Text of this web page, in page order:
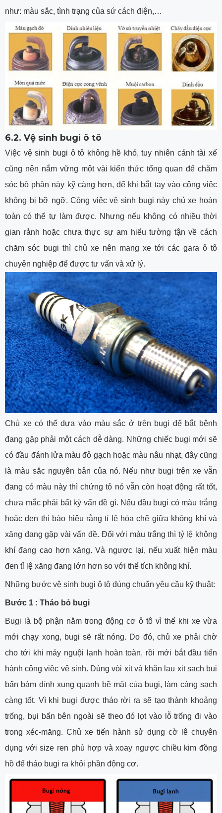
như: màu sắc, tình trạng của sứ cách điện,…
6.2. Vệ sinh bugi ô tô
Việc vệ sinh bugi ô tô không hề khó, tuy nhiên cánh tài xế
cũng nên nắm vững một vài kiến thức tổng quan để chăm
sóc bộ phận này kỹ càng hơn, để khi bắt tay vào công việc
không bị bỡ ngỡ. Công việc vệ sinh bugi này chủ xe hoàn
toàn có thể tự làm được. Nhưng nếu không có nhiều thời
gian rảnh hoặc chưa thực sự am hiểu tường tận về cách
chăm sóc bugi thì chủ xe nên mang xe tới các gara ô tô
chuyên nghiệp để được tư vấn và xử lý.
Chủ xe có thể dựa vào màu sắc ở trên bugi để bắt bệnh
đang gặp phải một cách dễ dàng. Những chiếc bugi mới sẽ
có đầu đánh lửa màu đỏ gạch hoặc màu nâu nhạt, đây cũng
là màu sắc nguyên bản của nó. Nếu như bugi trên xe vẫn
đang có màu này thì chứng tỏ nó vẫn còn hoạt động rất tốt,
chưa mắc phải bất kỳ vấn đề gì. Nếu đầu bugi có màu trắng
hoặc đen thì báo hiệu rằng tỉ lệ hòa chế giữa không khí và
xăng đang gặp vài vấn đề. Đối với màu trắng thì tỷ lệ không
khí đang cao hơn xăng. Và ngược lại, nếu xuất hiện màu
đen tỉ lệ xăng đang lớn hơn so với thể tích không khí.
Những bước vệ sinh bugi ô tô đúng chuẩn yêu cầu kỹ thuật:
Bước 1 : Tháo bỏ bugi
Bugi là bộ phận nằm trong động cơ ô tô vì thế khi xe vừa
mới chạy xong, bugi sẽ rất nóng. Do đó, chủ xe phải chờ
cho tới khi máy nguội lạnh hoàn toàn, rồi mới bắt đầu tiến
hành công việc vệ sinh. Dùng vòi xịt và khăn lau xịt sạch bụi
bẩn bám dính xung quanh bề mặt của bugi, làm càng sạch
càng tốt. Vì khi bugi được tháo rời ra sẽ tạo thành khoảng
trống, bụi bẩn bên ngoài sẽ theo đó lọt vào lỗ trống đi vào
trong xéc-măng. Chủ xe tiến hành sử dụng cờ lê chuyên
dụng với size ren phù hợp và xoay ngược chiều kim đồng
hồ để tháo bugi ra khỏi phần động cơ.